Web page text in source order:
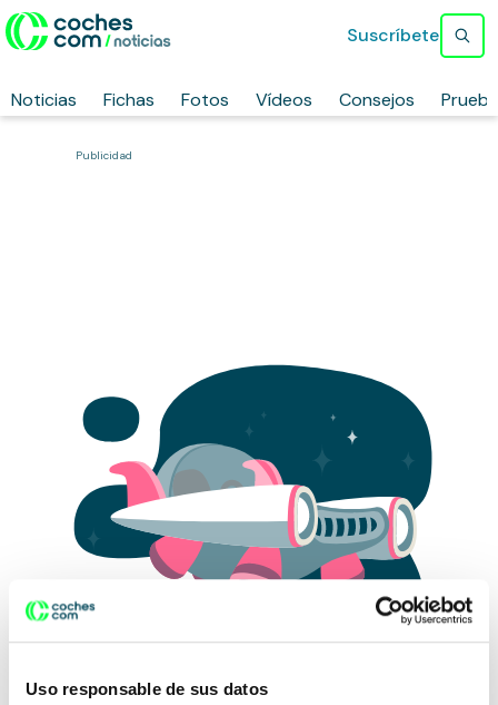
Uso responsable de sus datos
Noticias Fichas Fotos Vídeos Consejos
Suscríbete
Publicidad